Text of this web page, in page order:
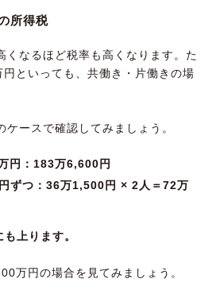
所得税
くなるほど税率も高くなります。た
といっても、共働き・片働きの場
ースで確認してみましょう。
円：183万6,600円
ずつ：36万1,500円 × 2人＝72万
上ります。
万円の場合を見てみましょう。